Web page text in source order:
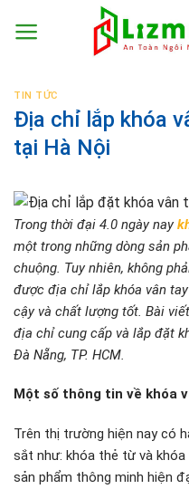
TIN TỨC
Địa chỉ lắp khóa
tại Hà Nội
Trong thời đại 4.0 ngày nay
một trong những dòng sản
chuộng. Tuy nhiên, không
được địa chỉ lắp khóa vân
cậy và chất lượng tốt. Bài
địa chỉ cung cấp và lắp đặt
Đà Nẵng, TP. HCM.
Một số thông tin về khóa
Trên thị trường hiện nay có
sắt như: khóa thẻ từ và
sản phẩm thông minh hiện